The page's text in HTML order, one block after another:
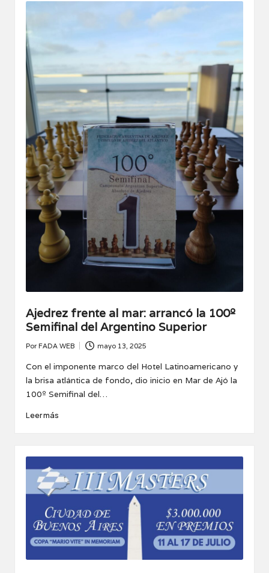
Ajedrez frente al mar: arrancó la 100º
Semifinal del Argentino Superior
Publicado
por
Por FADA WEB mayo 13, 2025
Con el imponente marco del Hotel Latinoamericano y
la brisa atlántica de fondo, dio inicio en Mar de Ajó la
100º Semifinal del…
Leer más